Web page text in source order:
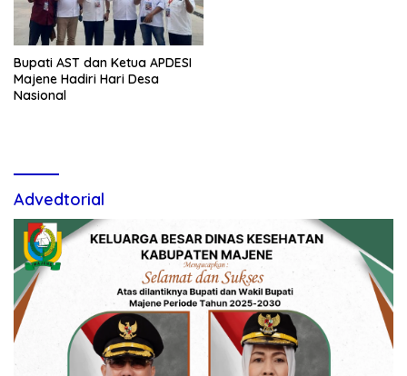
Bupati AST dan Ketua APDESI
Majene Hadiri Hari Desa
Nasional
Advedtorial